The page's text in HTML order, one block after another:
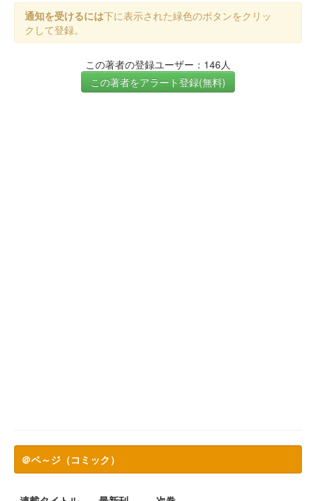
通知を受けるには下に表示された緑色のボタンをクリッ
クして登録。
この著者の登録ユーザー：146人
この著者をアラート登録(無料)
＠ペ～ジ（コミック）